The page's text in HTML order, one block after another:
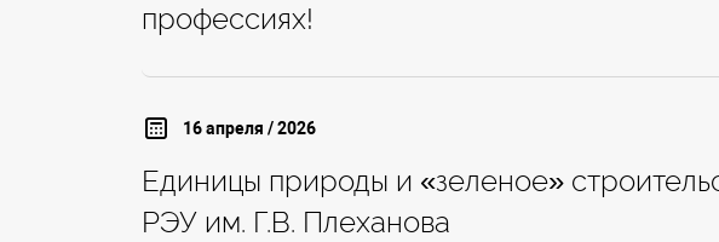
профессиях!
16 апреля / 2026
Единицы природы и «зеленое»
РЭУ им. Г.В. Плеханова